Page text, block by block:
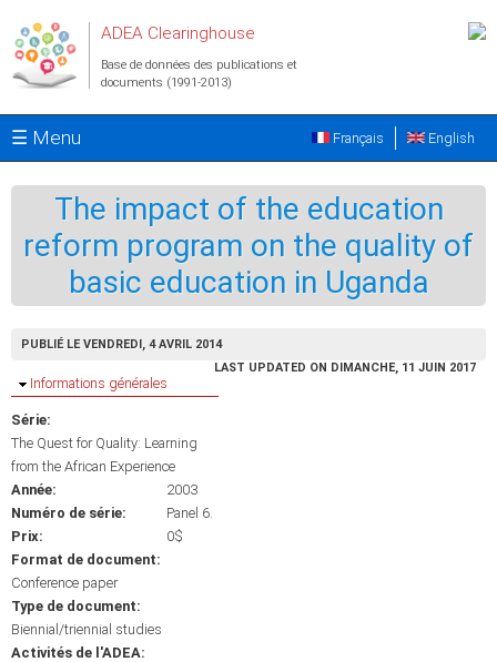
ADEA Clearinghouse
Base de données des publications et
documents (1991-2013)
☰ Menu English
Français
The impact of the education
reform program on the quality of
basic education in Uganda
PUBLIÉ LE VENDREDI, 4 AVRIL 2014
LAST UPDATED ON DIMANCHE, 11 JUIN 2017
Masquer
Informations générales
Série:
The Quest for Quality: Learning
from the African Experience
Année:
2003
Numéro de série:
Panel 6.
Prix:
0$
Format de document:
Conference paper
Type de document:
Biennial/triennial studies
Activités de l'ADEA: